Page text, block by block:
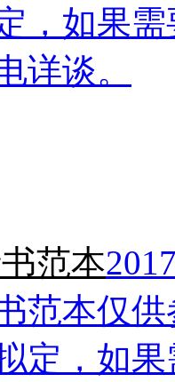
，如果
详谈。
范本
范本仅
定，如